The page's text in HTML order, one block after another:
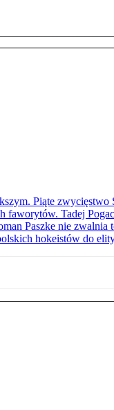
Piąte zwycięstwo
faworytów. Tadej
Paszke nie zwalnia
hokeistów do